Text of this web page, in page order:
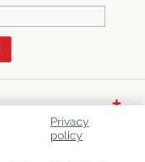
Privacy
policy